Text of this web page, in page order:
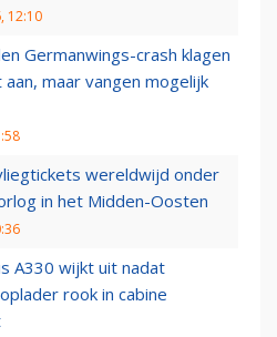
12:10
Germanwings-crash klagen
maar vangen mogelijk
wereldwijd onder
in het Midden-Oosten
A330 wijkt uit nadat
rook in cabine